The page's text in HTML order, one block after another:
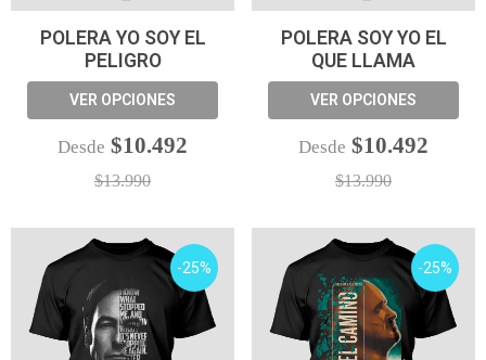
POLERA YO SOY EL
PELIGRO
VER OPCIONES
Desde $10.492
$13.990
POLERA SOY YO EL
QUE LLAMA
VER OPCIONES
Desde $10.492
$13.990
-25% -25%